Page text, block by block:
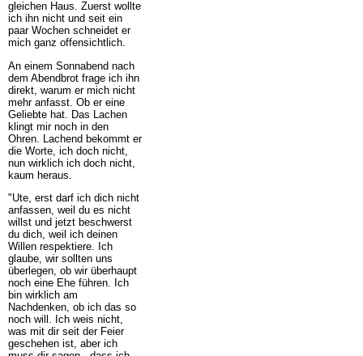
gleichen Haus. Zuerst wollte
ich ihn nicht und seit ein
paar Wochen schneidet er
mich ganz offensichtlich.
An einem Sonnabend nach
dem Abendbrot frage ich ihn
direkt, warum er mich nicht
mehr anfasst. Ob er eine
Geliebte hat. Das Lachen
klingt mir noch in den
Ohren. Lachend bekommt er
die Worte, ich doch nicht,
nun wirklich ich doch nicht,
kaum heraus.
"Ute, erst darf ich dich nicht
anfassen, weil du es nicht
willst und jetzt beschwerst
du dich, weil ich deinen
Willen respektiere. Ich
glaube, wir sollten uns
überlegen, ob wir überhaupt
noch eine Ehe führen. Ich
bin wirklich am
Nachdenken, ob ich das so
noch will. Ich weis nicht,
was mit dir seit der Feier
geschehen ist, aber ich